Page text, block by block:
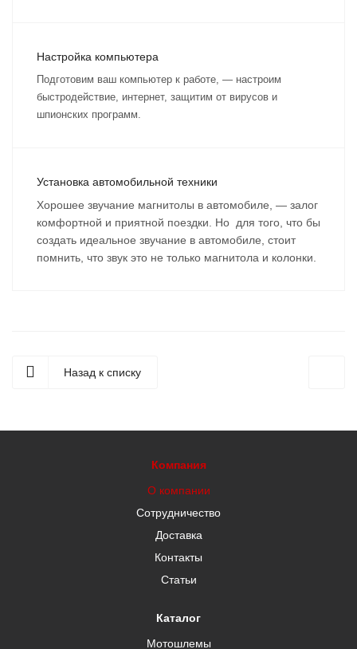
Настройка компьютера
Подготовим ваш компьютер к работе, — настроим
быстродействие, интернет, защитим от вирусов и
шпионских программ.
Установка автомобильной техники
Хорошее звучание магнитолы в автомобиле, — залог
комфортной и приятной поездки. Но для того, что бы
создать идеальное звучание в автомобиле, стоит
помнить, что звук это не только магнитола и колонки.
Назад к списку
Компания
О компании
Сотрудничество
Доставка
Контакты
Статьи
Каталог
Мотошлемы